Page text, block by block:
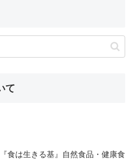
て
食は生きる基』自然食品・健康食